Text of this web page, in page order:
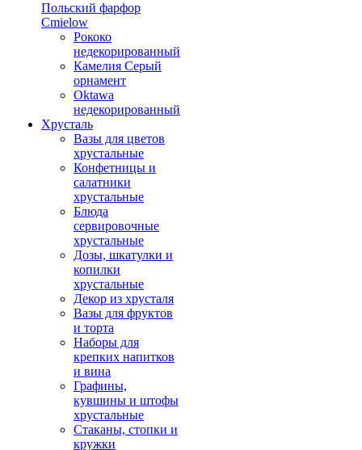
Польский фарфор
Сmielow
Рококо
недекорированный
Камелия Серый
орнамент
Oktawa
недекорированный
Хрусталь
Вазы для цветов
хрустальные
Конфетницы и
салатники
хрустальные
Блюда
сервировочные
хрустальные
Дозы, шкатулки и
копилки
хрустальные
Декор из хрусталя
Вазы для фруктов
и торта
Наборы для
крепких напитков
и вина
Графины,
кувшины и штофы
хрустальные
Стаканы, стопки и
кружки